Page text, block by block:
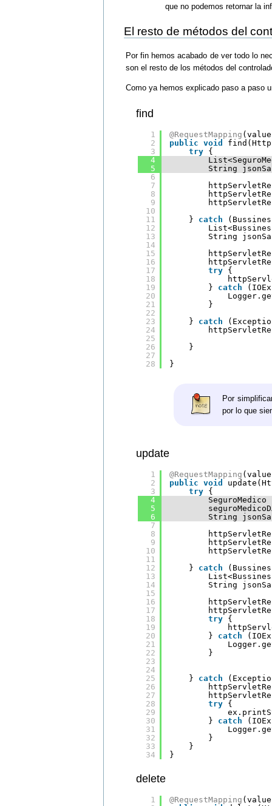
que no podemos retornar la
El resto de métodos del
Por fin hemos acabado de ver todo lo
son el resto de los métodos del
Como ya hemos explicado paso a paso
find
1
2
3
4
5
6
7
8
9
10
11
12
13
14
15
16
17
18
19
20
21
22
23
24
25
26
27
28
@RequestMapping
public void
try
{
String
} catch
String
try
{
} catch
}
} catch
}
}
Por
por lo que
update
1
2
3
4
5
6
7
8
9
10
11
12
13
14
15
16
17
18
19
20
21
22
23
24
25
26
27
28
29
30
31
32
33
34
@RequestMapping
public void
try
{
String
} catch
String
try
{
} catch
}
} catch
try
{
} catch
}
}
}
delete
1
@RequestMapping